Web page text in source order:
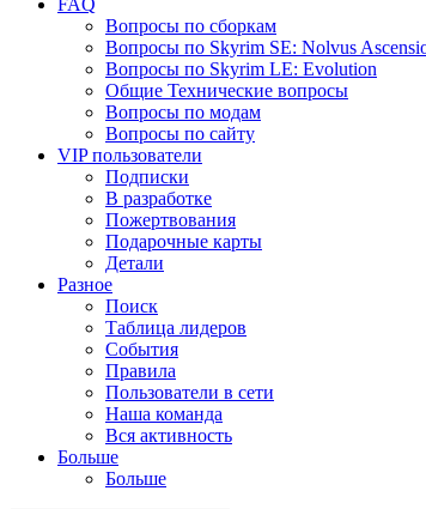
Вопросы по сборкам
Вопросы по Skyrim SE: Nolvus
Вопросы по Skyrim LE: Evolution
Общие Технические вопросы
Вопросы по модам
Вопросы по сайту
VIP пользователи
Подписки
В разработке
Пожертвования
Подарочные карты
Детали
Разное
Поиск
Таблица лидеров
События
Правила
Пользователи в сети
Наша команда
Вся активность
Больше
Больше